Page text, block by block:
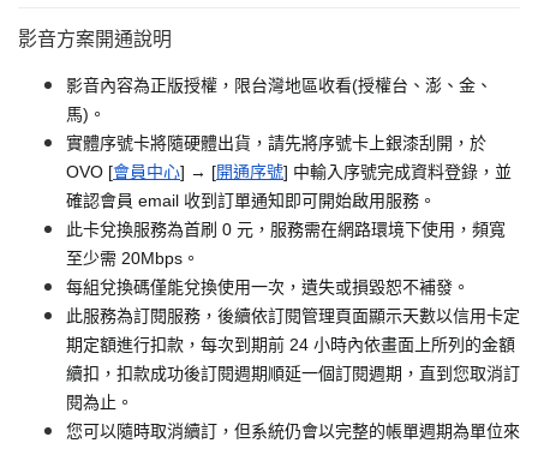
影音方案開通說明
影音內容為正版授權，限台灣地區收看(授權台、澎、金、
馬)。
實體序號卡將隨硬體出貨，請先將序號卡上銀漆刮開，於
OVO [會員中心] → [開通序號] 中輸入序號完成資料登錄，並
確認會員 email 收到訂單通知即可開始啟用服務。
此卡兌換服務為首刷 0 元，服務需在網路環境下使用，頻寬
至少需 20Mbps。
每組兌換碼僅能兌換使用一次，遺失或損毀恕不補發。
此服務為訂閱服務，後續依訂閱管理頁面顯示天數以信用卡定
期定額進行扣款，每次到期前 24 小時內依畫面上所列的金額
續扣，扣款成功後訂閱週期順延一個訂閱週期，直到您取消訂
閱為止。
您可以隨時取消續訂，但系統仍會以完整的帳單週期為單位來